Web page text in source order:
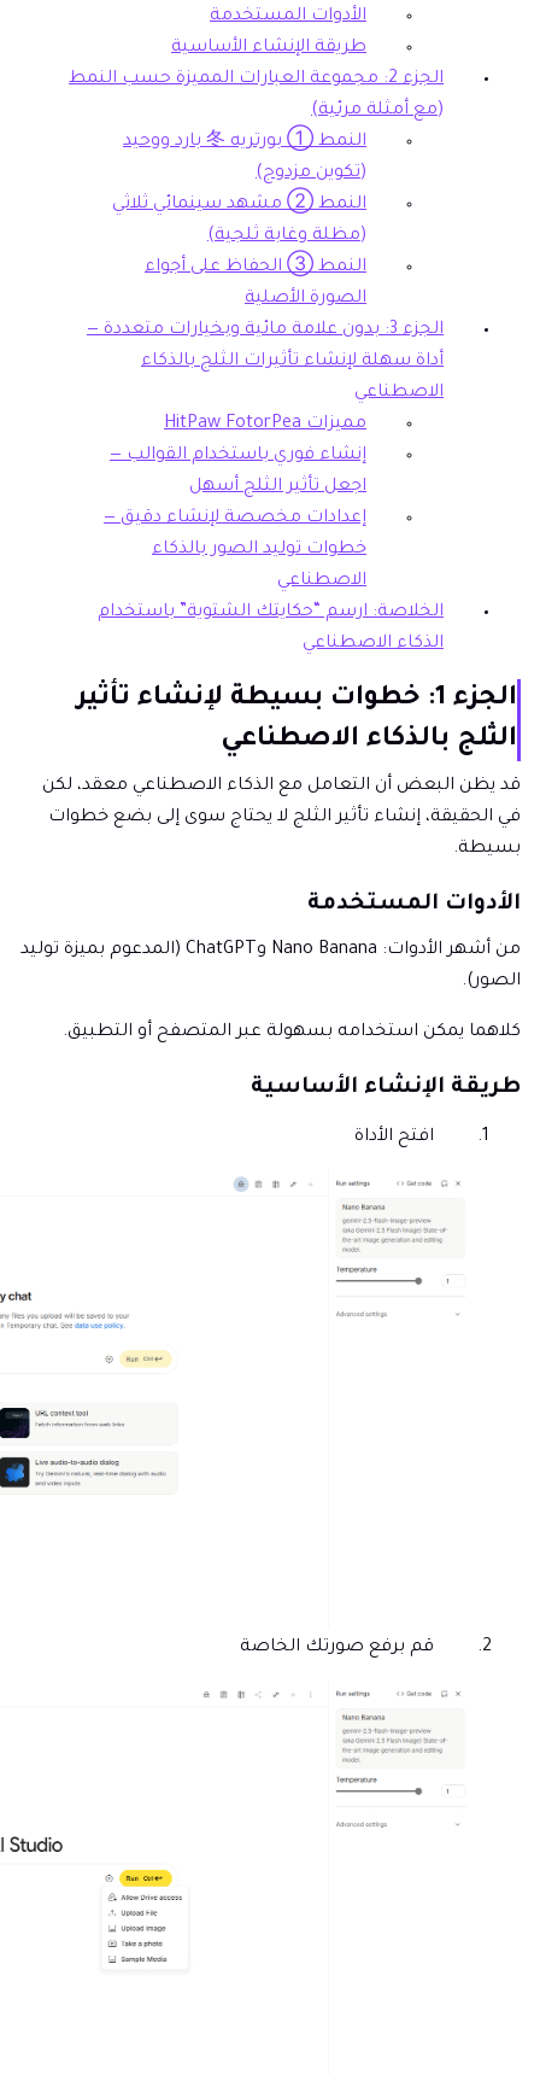
الأدوات المستخدمة
طريقة الإنشاء الأساسية
الجزء 2: مجموعة العبارات المميزة حسب النمط
(مع أمثلة مرئية)
النمط ① بورتريه 冬 بارد ووحيد
(تكوين مزدوج)
النمط ② مشهد سينمائي ثلاثي
(مظلة وغابة ثلجية)
النمط ③ الحفاظ على أجواء
الصورة الأصلية
الجزء 3: بدون علامة مائية وبخيارات متعددة —
أداة سهلة لإنشاء تأثيرات الثلج بالذكاء
الاصطناعي
مميزات HitPaw FotorPea
إنشاء فوري باستخدام القوالب —
اجعل تأثير الثلج أسهل
إعدادات مخصصة لإنشاء دقيق —
خطوات توليد الصور بالذكاء
الاصطناعي
الخلاصة: ارسم “حكايتك الشتوية” باستخدام
الذكاء الاصطناعي
الجزء 1: خطوات بسيطة لإنشاء تأثير
الثلج بالذكاء الاصطناعي
قد يظن البعض أن التعامل مع الذكاء الاصطناعي معقد، لكن
في الحقيقة، إنشاء تأثير الثلج لا يحتاج سوى إلى بضع خطوات
بسيطة.
الأدوات المستخدمة
من أشهر الأدوات: Nano Banana وChatGPT (المدعوم بميزة توليد
الصور).
كلاهما يمكن استخدامه بسهولة عبر المتصفح أو التطبيق.
طريقة الإنشاء الأساسية
افتح الأداة
قم برفع صورتك الخاصة